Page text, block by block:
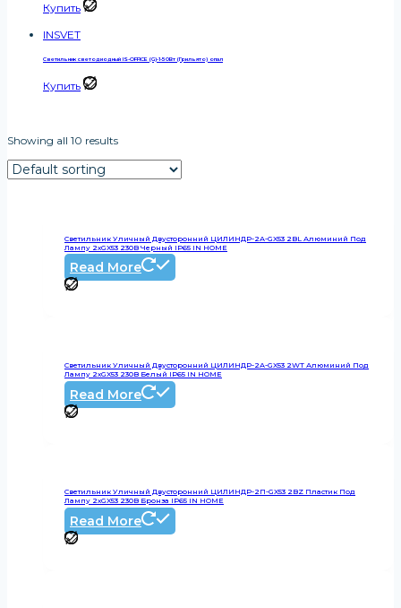
Купить
INSVET
Светильник светодиодный IS-OFFICE (G)-1-50Вт (Грильято) опал
Купить
Showing all 10 results
Светильник Уличный Двусторонний ЦИЛИНДР-2А-GX53 2BL Алюминий Под
Лампу 2хGX53 230B Черный IP65 IN HOME
Read More
Светильник Уличный Двусторонний ЦИЛИНДР-2А-GX53 2WT Алюминий Под
Лампу 2хGX53 230B Белый IP65 IN HOME
Read More
Светильник Уличный Двусторонний ЦИЛИНДР-2П-GX53 2BZ Пластик Под
Лампу 2хGX53 230B Бронза IP65 IN HOME
Read More